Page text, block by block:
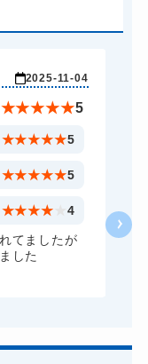
8,800円～(税込)
10,780円～(税込)
11,000円～(税込)
2025-11-04
★★★★★5
★★★★★5
★★★★★5
★★★★ 4
てましたが
した